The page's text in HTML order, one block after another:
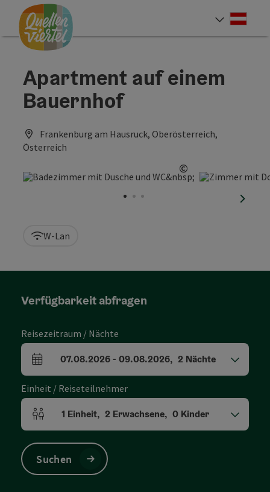
Zum Inhalt
Zur Navigation
Zum Seitenanfang
Apartment auf einem
Bauernhof
Frankenburg am Hausruck, Oberösterreich,
Österreich
©
Copyright öffnen
W-Lan
Verfügbarkeit abfragen
Reisezeitraum / Nächte
An- und Abreisefelder
07.08.2026- 09.08.2026, 2 Nächte
Einheit / Reiseteilnehmer
Einheitenanzahl und Personenfelder
1 Einheit, 2 Erwachsene, 0 Kinder
Suchen